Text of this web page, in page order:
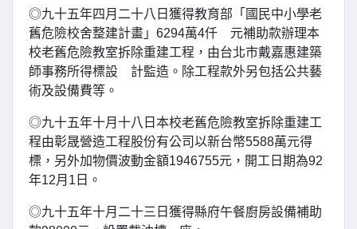
◎九十五年四月二十八日獲得教育部「國民中小學老
舊危險校舍整建計畫」6294萬4仟 元補助款辦理本
校老舊危險教室拆除重建工程，由台北市戴嘉惠建築
師事務所得標設 計監造。除工程款外另包括公共藝
術及設備費等。
◎九十五年十月十八日本校老舊危險教室拆除重建工
程由彰晟營造工程股份有公司以新台幣5588萬元得
標，另外加物價波動金額1946755元，開工日期為92
年12月1日。
◎九十五年十月二十三日獲得縣府午餐廚房設備補助